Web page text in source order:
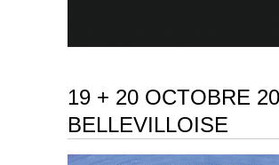
19 + 20 OCTOBRE
BELLEVILLOISE